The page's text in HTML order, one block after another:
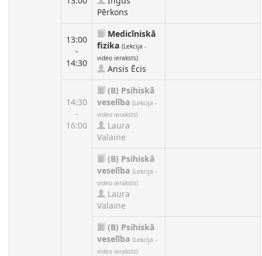
Pērkons
13:00
-
14:30
Medicīniskā
fizika (Lekcija -
video ieraksts)
Ansis Ēcis
14:30
-
16:00
(B) Psihiskā
veselība (Lekcija -
video ieraksts)
Laura
Valaine
(B) Psihiskā
veselība (Lekcija -
video ieraksts)
Laura
Valaine
(B) Psihiskā
veselība (Lekcija -
video ieraksts)